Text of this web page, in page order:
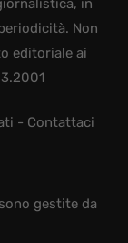
in
Non
editoriale ai
- Contattaci
gestite da